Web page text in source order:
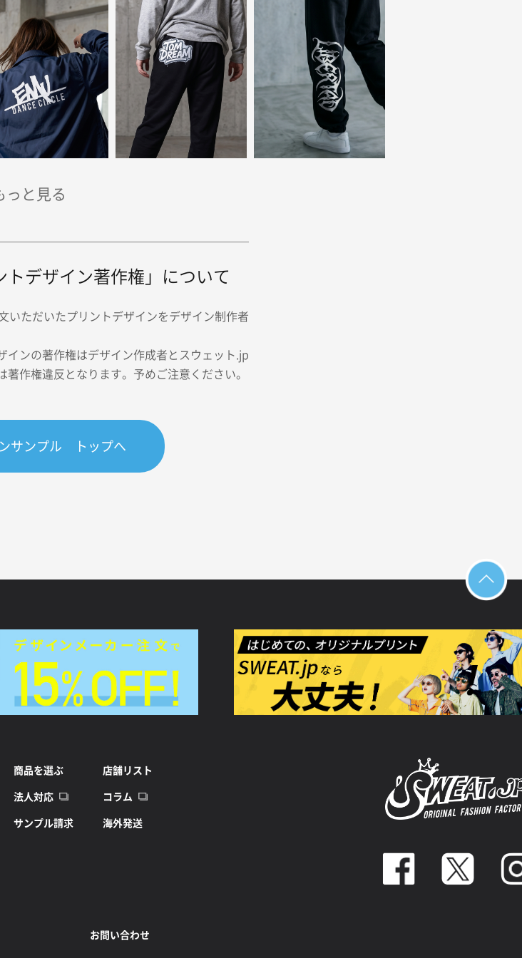
トデザイン著作権」について
いただいたプリントデザインをデザイン制作者
インの著作権はデザイン作成者とスウェット.jp
著作権違反となります。予めご注意ください。
サンプル トップへ
商品を選ぶ
法人対応
サンプル請求
店舗リスト
コラム
海外発送
お問い合わせ